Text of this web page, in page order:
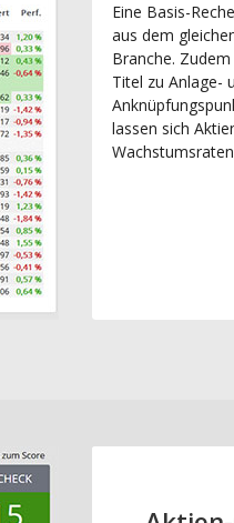
Eine Basis-
aus dem
Branche.
Titel zu Anlage-
lassen sich